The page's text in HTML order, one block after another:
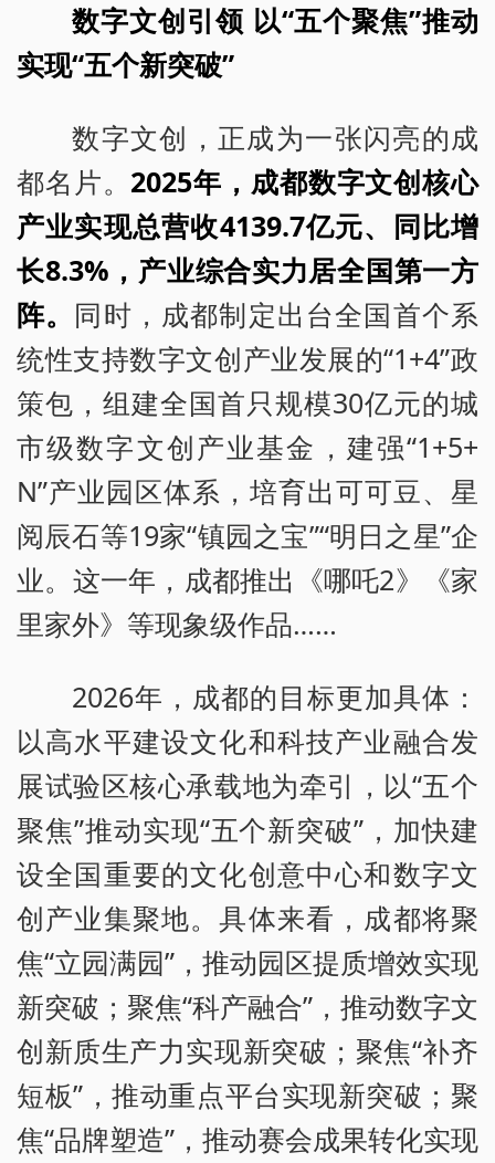
数字文创引领 以“五个聚焦”推动
实现“五个新突破”
数字文创，正成为一张闪亮的成
都名片。 2025年，成都数字文创核心
产业实现总营收4139.7亿元、同比增
长8.3%，产业综合实力居全国第一方
阵。 同时，成都制定出台全国首个系
统性支持数字文创产业发展的“1+4”政
策包，组建全国首只规模30亿元的城
市级数字文创产业基金，建强“1+5+
N”产业园区体系，培育出可可豆、星
阅辰石等19家“镇园之宝”“明日之星”企
业。这一年，成都推出《哪吒2》《家
里家外》等现象级作品……
2026年，成都的目标更加具体：
以高水平建设文化和科技产业融合发
展试验区核心承载地为牵引，以“五个
聚焦”推动实现“五个新突破”，加快建
设全国重要的文化创意中心和数字文
创产业集聚地。具体来看，成都将聚
焦“立园满园”，推动园区提质增效实现
新突破；聚焦“科产融合”，推动数字文
创新质生产力实现新突破；聚焦“补齐
短板”，推动重点平台实现新突破；聚
焦“品牌塑造”，推动赛会成果转化实现